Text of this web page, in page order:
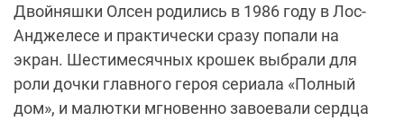
Двойняшки Олсен родились в 1986 году в Лос-
Анджелесе и практически сразу попали на
экран. Шестимесячных крошек выбрали для
роли дочки главного героя сериала «Полный
дом», и малютки мгновенно завоевали сердца